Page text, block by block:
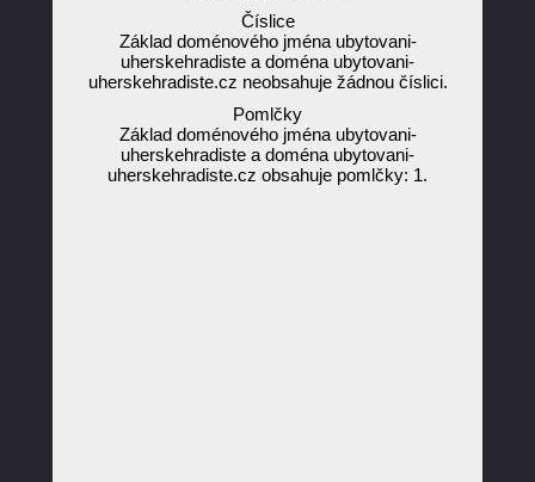
Číslice
Základ doménového jména ubytovani-
uherskehradiste a doména ubytovani-
uherskehradiste.cz neobsahuje žádnou číslici.
Pomlčky
Základ doménového jména ubytovani-
uherskehradiste a doména ubytovani-
uherskehradiste.cz obsahuje pomlčky: 1.